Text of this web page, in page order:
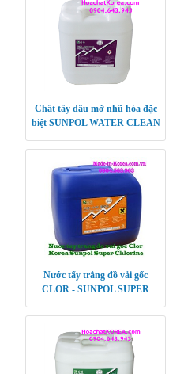
Chất tẩy dầu mỡ nhũ hóa đặc
biệt SUNPOL WATER CLEAN
Nước tẩy trắng đồ vải gốc
CLOR - SUNPOL SUPER